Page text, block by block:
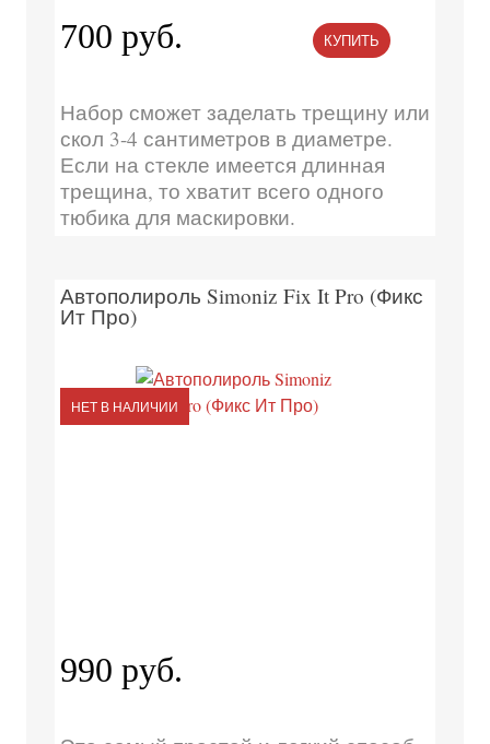
700 руб. КУПИТЬ
Набор сможет заделать трещину или
скол 3-4 сантиметров в диаметре.
Если на стекле имеется длинная
трещина, то хватит всего одного
тюбика для маскировки.
Автополироль Simoniz Fix It Pro (Фикс
Ит Про)
НЕТ В НАЛИЧИИ
990 руб.